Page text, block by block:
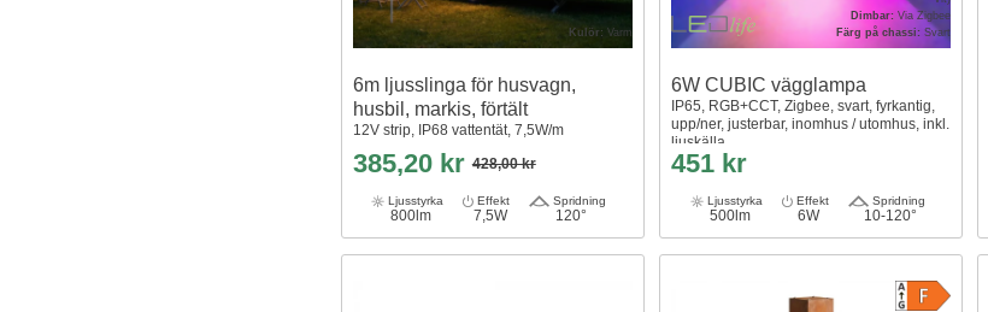
Kulör:Varm
6m ljusslinga för husvagn,
husbil, markis, förtält
12V strip, IP68 vattentät, 7,5W/m
385,20 kr428,00 kr
Ljusstyrka
800lm
Effekt
7,5W
Spridning
120°
Dimbar:Via Zigbee
Färg på chassi:Svart
6W CUBIC vägglampa
IP65, RGB+CCT, Zigbee, svart, fyrkantig,
upp/ner, justerbar, inomhus / utomhus, inkl.
ljuskälla
451 kr
Ljusstyrka
500lm
Effekt
6W
Spridning
10-120°